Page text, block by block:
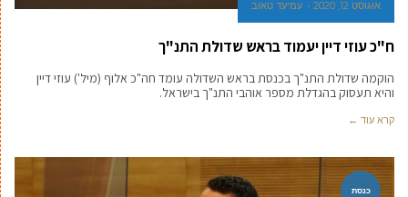
אוגוסט 12, 2020 עמיעד טאוב
ח"כ עוזי דיין יעמוד בראש שדולת התנ"ך
הוקמה שדולת התנ"ך בכנסת בראש השדולה עומד חה"כ אלוף (מיל') עוזי דיין
והיא תעסוק בהגדלת מספר אוהבי התנ"ך בישראל.
קרא עוד ←
כנסת